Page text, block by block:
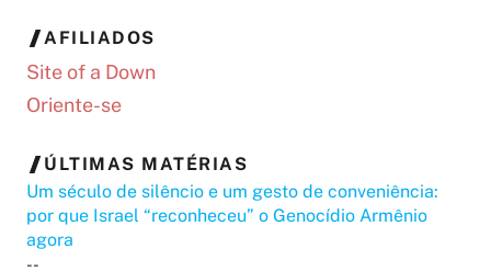
AFILIADOS
Site of a Down
Oriente-se
ÚLTIMAS MATÉRIAS
Um século de silêncio e um gesto de conveniência:
por que Israel “reconheceu” o Genocídio Armênio
agora
--